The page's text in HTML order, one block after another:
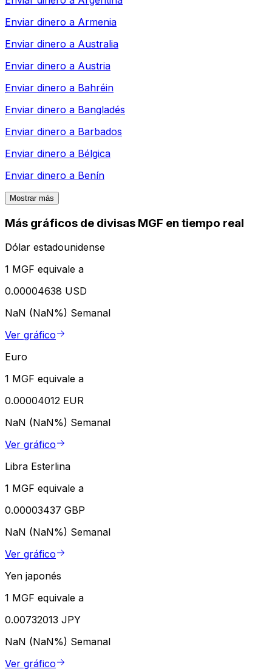
Enviar dinero a Armenia
Enviar dinero a Australia
Enviar dinero a Austria
Enviar dinero a Bahréin
Enviar dinero a Bangladés
Enviar dinero a Barbados
Enviar dinero a Bélgica
Enviar dinero a Benín
Mostrar más
Más gráficos de divisas MGF en tiempo real
Dólar estadounidense
1 MGF equivale a
0.00004638 USD
NaN (NaN%) Semanal
Ver gráfico
Euro
1 MGF equivale a
0.00004012 EUR
NaN (NaN%) Semanal
Ver gráfico
Libra Esterlina
1 MGF equivale a
0.00003437 GBP
NaN (NaN%) Semanal
Ver gráfico
Yen japonés
1 MGF equivale a
0.00732013 JPY
NaN (NaN%) Semanal
Ver gráfico